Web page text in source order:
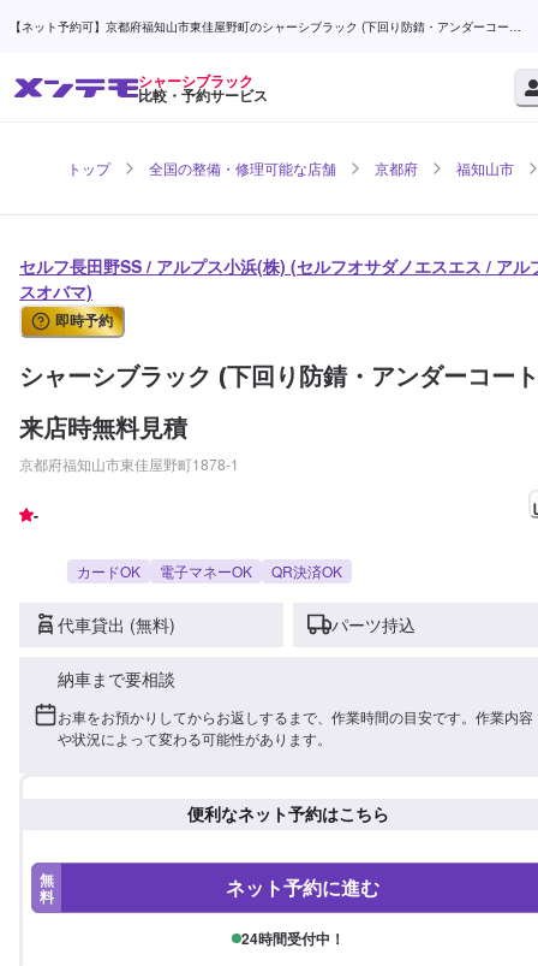
【ネット予約可】京都府福知山市東佳屋野町のシャーシブラック (下回り防錆・アンダーコート)
シャーシブラック
比較・予約サービス
トップ 全国の整備・修理可能な店舗 京都府 福知山市
セルフ長田野SS / アルプス小浜(株) (セルフオサダノエスエス / アル
スオバマ)
即時予約
シャーシブラック (下回り防錆・アンダーコー
来店時無料見積
京都府福知山市東佳屋野町1878-1
-
カードOK 電子マネーOK QR決済OK
代車貸出 (無料) パーツ持込
納車まで要相談
お車をお預かりしてからお返しするまで、作業時間の目安です。作業内容
や状況によって変わる可能性があります。
便利なネット予約はこちら
無
料 ネット予約に進む
24時間受付中！